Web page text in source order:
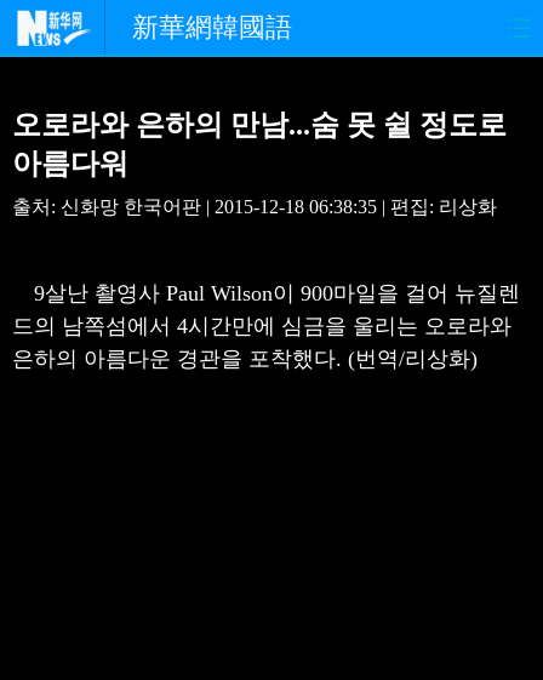
新華網韓國語
경제
중한교류 핫 TV 문화
생생 중국어
오로라와 은하의 만남...숨 못 쉴 정도로
아름다워
출처: 신화망 한국어판 | 2015-12-18 06:38:35 | 편집: 리상화
9살난 촬영사 Paul Wilson이 900마일을 걸어 뉴질렌
드의 남쪽섬에서 4시간만에 심금을 울리는 오로라와
은하의 아름다운 경관을 포착했다. (번역/리상화)